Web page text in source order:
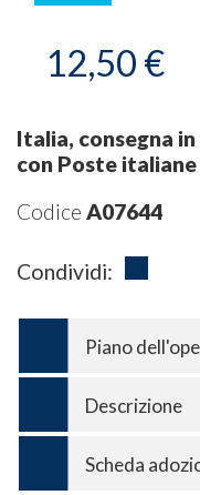
12,50 €
Italia, consegna
con Poste italiane
Codice A07644
Condividi:
Piano
Descrizione
Scheda